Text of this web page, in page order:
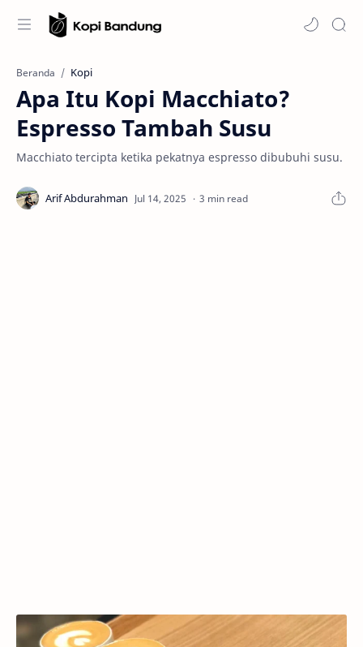
Beranda Kopi
Apa Itu Kopi Macchiato?
Espresso Tambah Susu
Macchiato tercipta ketika pekatnya espresso dibubuhi susu.
3 min read